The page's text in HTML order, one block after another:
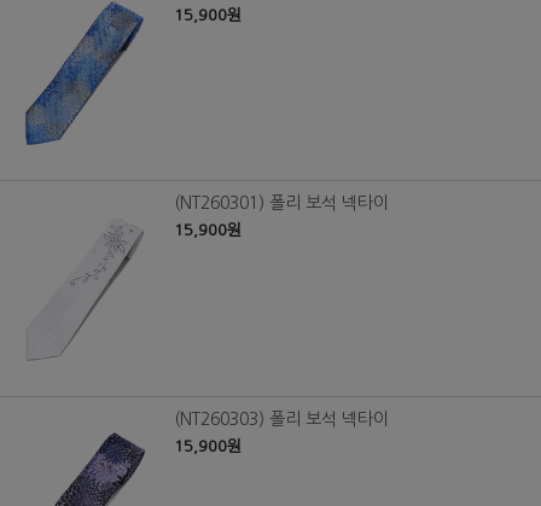
15,900원
(NT260301) 폴리 보석 넥타이
15,900원
(NT260303) 폴리 보석 넥타이
15,900원